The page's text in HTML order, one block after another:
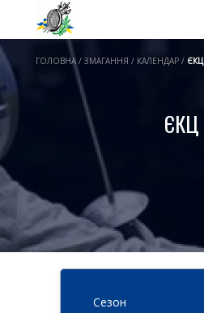
ГОЛОВНА / ЗМАГАННЯ / КАЛЕНДАР / ЄКЦ
ЄКЦ
Cезон